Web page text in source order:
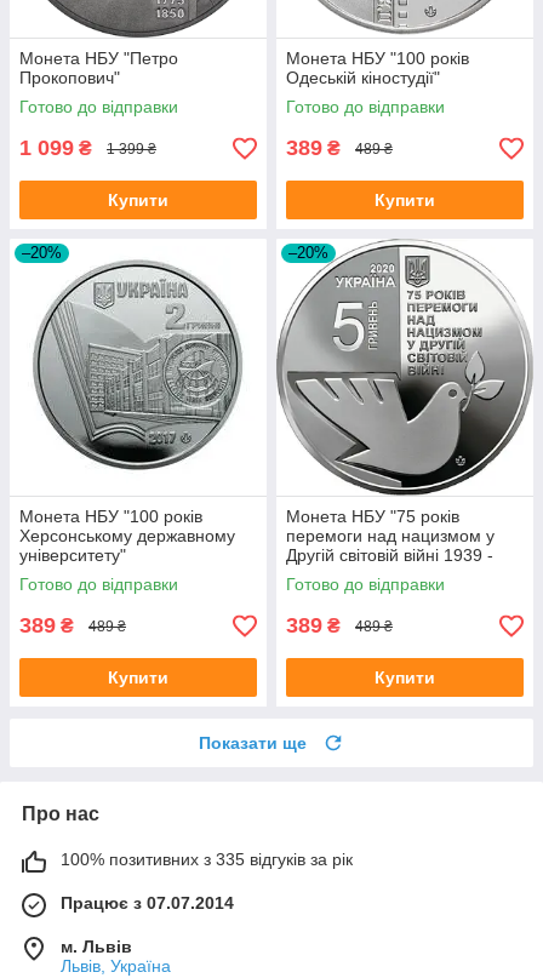
Монета НБУ "Петро
Прокопович"
Готово до відправки
1 099 ₴ 1 399 ₴
Купити
Монета НБУ "100 років
Одеській кіностудії"
Готово до відправки
389 ₴ 489 ₴
Купити
–20%
Монета НБУ "100 років
Херсонському державному
університету"
Готово до відправки
389 ₴ 489 ₴
Купити
–20%
Монета НБУ "75 років
перемоги над нацизмом у
Другій світовій війні 1939 -
1945 років"
Готово до відправки
389 ₴ 489 ₴
Купити
Показати ще
Про нас
100% позитивних з 335 відгуків за рік
Працює з 07.07.2014
м. Львів
Львів, Україна